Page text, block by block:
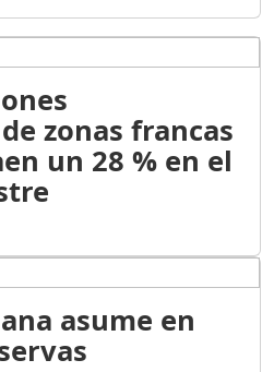
zonas francas
un 28 % en el
asume en